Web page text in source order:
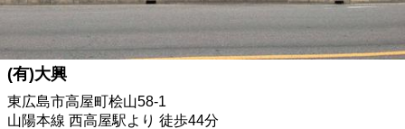
(有)大興
東広島市高屋町桧山58-1
山陽本線 西高屋駅より 徒歩44分